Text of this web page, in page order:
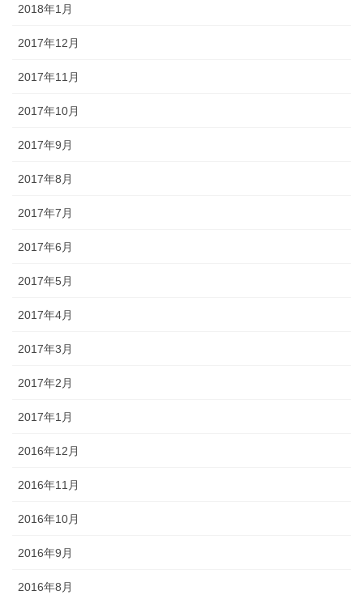
2018年1月
2017年12月
2017年11月
2017年10月
2017年9月
2017年8月
2017年7月
2017年6月
2017年5月
2017年4月
2017年3月
2017年2月
2017年1月
2016年12月
2016年11月
2016年10月
2016年9月
2016年8月